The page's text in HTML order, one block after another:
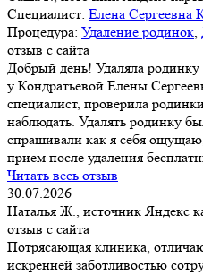
Специалист: Елена Сергеевна
Процедура: Удаление родинок
отзыв с сайта
Добрый день! Удаляла
у Кондратьевой Елены
специалист, проверила
наблюдать. Удалять родинку
спрашивали как я себя
прием после удаления
Читать весь отзыв
30.07.2026
Наталья Ж., источник Яндекс
отзыв с сайта
Потрясающая клиника,
искренней заботливостью